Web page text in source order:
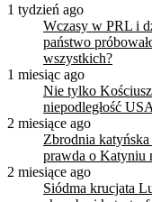
1 tydzień ago
Wczasy w PRL i
państwo
wszystkich?
1 miesiąc ago
Nie tylko
niepodległość USA
2 miesiące ago
Zbrodnia
prawda o Katyniu
2 miesiące ago
Siódma krucjata